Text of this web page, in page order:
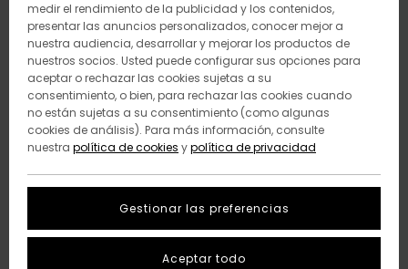
medir el rendimiento de la publicidad y los contenidos,
presentar las anuncios personalizados, conocer mejor a
nuestra audiencia, desarrollar y mejorar los productos de
nuestros socios. Usted puede configurar sus opciones para
aceptar o rechazar las cookies sujetas a su
consentimiento, o bien, para rechazar las cookies cuando
no están sujetas a su consentimiento (como algunas
cookies de análisis). Para más información, consulte
nuestra política de cookies ypolítica de privacidad
Gestionar las preferencias
Aceptar todo